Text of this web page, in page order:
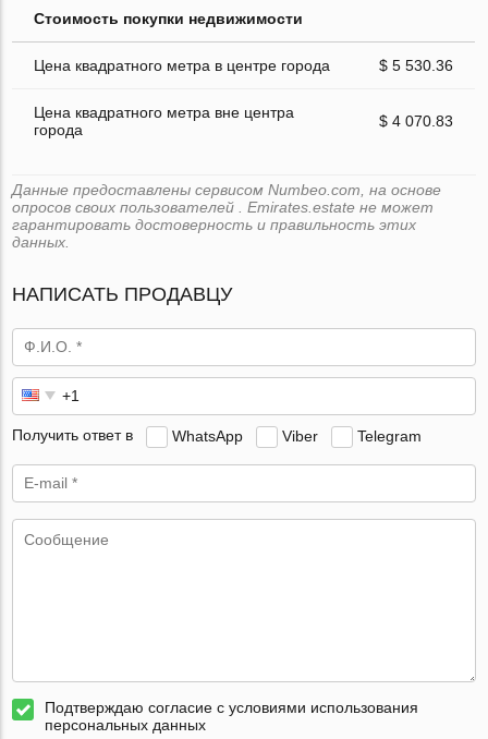
Стоимость покупки недвижимости
Цена квадратного метра в центре города $ 5 530.36
Цена квадратного метра вне центра
города
$ 4 070.83
Данные предоставлены сервисом Numbeo.com, на основе
опросов своих пользователей . Emirates.estate не может
гарантировать достоверность и правильность этих
данных.
НАПИСАТЬ ПРОДАВЦУ
Получить ответ в WhatsApp Viber Telegram
Подтверждаю согласие с условиями использования
персональных данных